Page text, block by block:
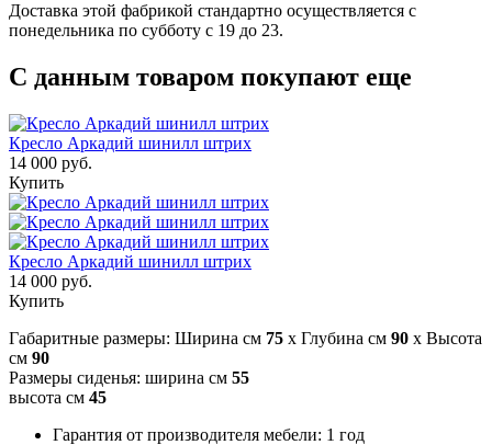
Доставка этой фабрикой стандартно осуществляется с
понедельника по субботу с 19 до 23.
С данным товаром покупают еще
Кресло Аркадий шинилл штрих
14 000 руб.
Купить
Кресло Аркадий шинилл штрих
14 000 руб.
Купить
Габаритные размеры: Ширина см 75 x Глубина см 90 x Высота
см 90
Размеры сиденья: ширина см 55
высота см 45
Гарантия от производителя мебели: 1 год